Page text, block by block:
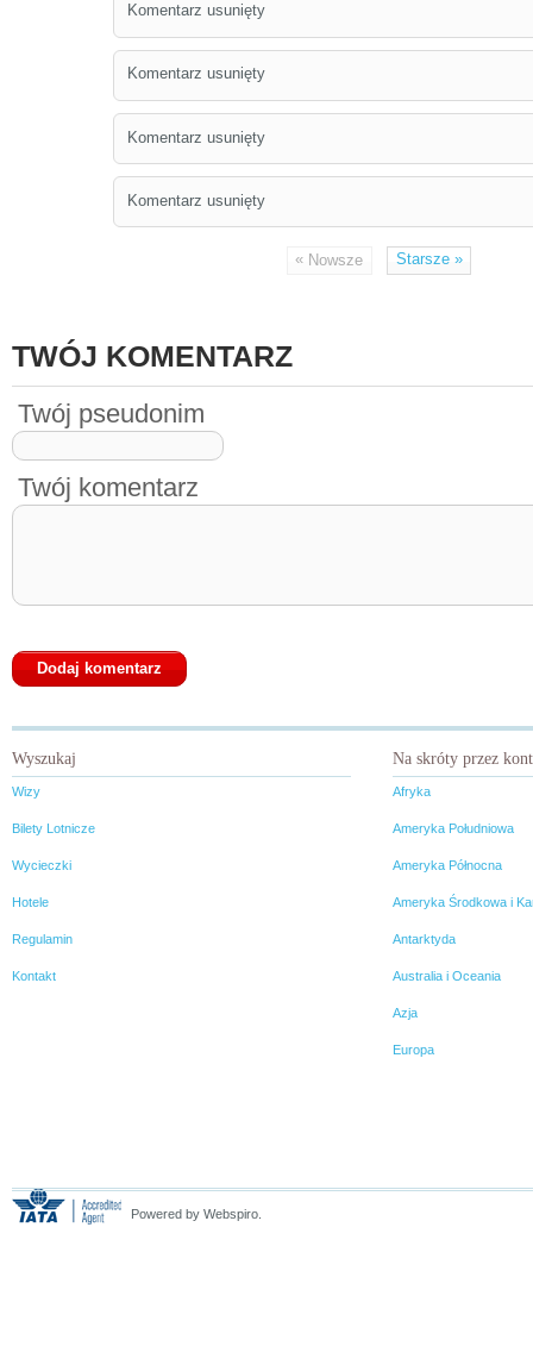
Komentarz usunięty
Komentarz usunięty
Komentarz usunięty
Komentarz usunięty
« Nowsze Starsze»
TWÓJ KOMENTARZ
Twój pseudonim
Twój komentarz
Wyszukaj
Wizy
Bilety Lotnicze
Wycieczki
Hotele
Regulamin
Kontakt
Na skróty przez
Afryka
Ameryka Południowa
Ameryka Północna
Ameryka Środkowa i
Antarktyda
Australia i Oceania
Azja
Europa
Powered by Webspiro.